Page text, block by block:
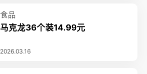
食品
马克龙36个装14.99元
2026.03.16